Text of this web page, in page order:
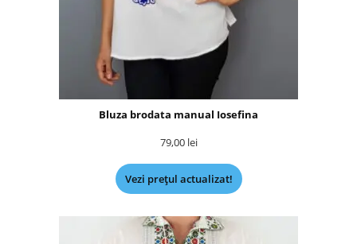
Bluza brodata manual Iosefina
79,00 lei
Vezi prețul actualizat!